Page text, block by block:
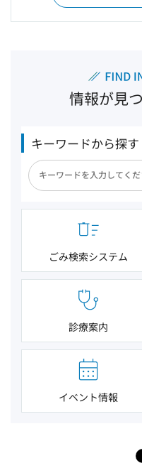
情報が見
キーワードから探す
ごみ検索システム
診療案内
イベント情報